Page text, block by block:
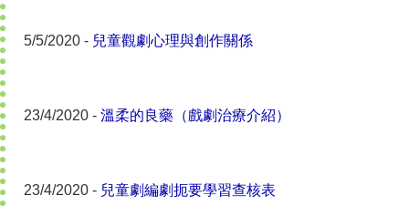
5/5/2020 - 兒童觀劇心理與創作關係
23/4/2020 - 溫柔的良藥（戲劇治療介紹）
23/4/2020 - 兒童劇編劇扼要學習查核表